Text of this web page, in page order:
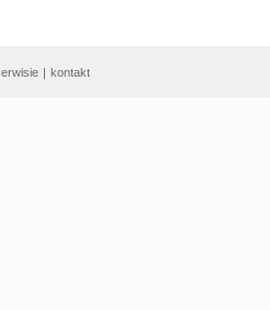
| kontakt